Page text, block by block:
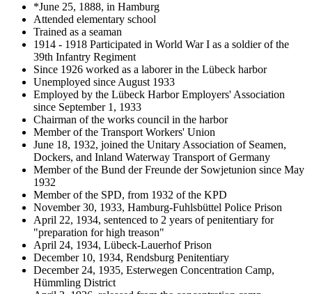
*June 25, 1888, in Hamburg
Attended elementary school
Trained as a seaman
1914 - 1918 Participated in World War I as a soldier of the
39th Infantry Regiment
Since 1926 worked as a laborer in the Lübeck harbor
Unemployed since August 1933
Employed by the Lübeck Harbor Employers' Association
since September 1, 1933
Chairman of the works council in the harbor
Member of the Transport Workers' Union
June 18, 1932, joined the Unitary Association of Seamen,
Dockers, and Inland Waterway Transport of Germany
Member of the Bund der Freunde der Sowjetunion since May
1932
Member of the SPD, from 1932 of the KPD
November 30, 1933, Hamburg-Fuhlsbüttel Police Prison
April 22, 1934, sentenced to 2 years of penitentiary for
"preparation for high treason"
April 24, 1934, Lübeck-Lauerhof Prison
December 10, 1934, Rendsburg Penitentiary
December 24, 1935, Esterwegen Concentration Camp,
Hümmling District